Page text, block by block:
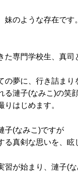
妹のような存在です。
た専門学校生、真司
の夢に、行き詰まり
る漣子(なみこ)の笑
りはじめます。
子(なみこ)ですが
る真剣な思いを、眩
習が始まり、漣子(